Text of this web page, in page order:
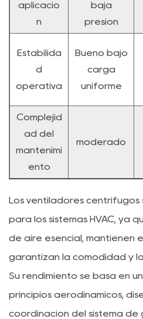
aplicació
n
baja
presión
Estabilida
d
operativa
Bueno bajo
carga
uniforme
Complejid
ad del
mantenimi
ento
moderado
Los ventiladores centrífugos
para los sistemas HVAC, ya
de aire esencial, mantienen
garantizan la comodidad y
Su rendimiento se basa en
principios aerodinámicos,
coordinación del sistema de